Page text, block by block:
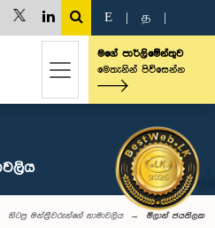
E த
මගේ පාර්ලිමේන්තුව
මෙතැනින් පිවිසෙන්න
හිටපු මන්ත්‍රීවරුන්ගේ නාමාවලිය මිලාන් ජයතිලක